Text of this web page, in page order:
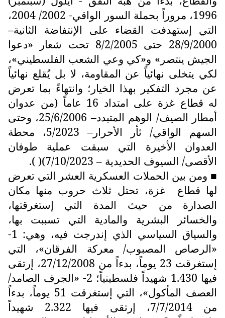
1996، مروراً بحملة السور الواقي- 2002/ 2004،
التي إستهدفت القضاء على الإنتفاضة الثانية–
28/9/2000 حتى 8/2/2005 تحت شعار «دعوا
الجيش ينتصر» و«كي وعي الشعب الفلسطيني»،
لكي يتخلى نهائياً عن المقاومة، لا بل يُقلع نهائياً
عن مجرد التفكير بهذا الخيار؛ وانتهاءً بما تعرض
له قطاع غزة على امتداد 16 عاماً (من عدوان
أمطار الصيف/ الوهم المتبدد– 25/6/2006، وحتى
السهم الواقي/ ثأر الأحرار– 5/2023، محطة
العدوان الأخيرة التي سبقت عملية طوفان
الأقصى/ السيوف الحديدية – 7/10/2023)( ).
■ ومن بين الحملات العسكرية العشر التي تعرض
لها قطاع
غزة، تحتل ثلاث حروب منها مكان
الصدارة من حيث المدة التي إستغرقتها،
والخسائر البشرية والمادية التي تسببت بها،
والسياق السياسي الذي إندرجت فيه، وهي: 1-
«الرصاص المصبوب/ معركة الفرقان»، التي
إستغرقت 23 يوماً، بدءاً من 27/12/2008، إرتقى
فيها 1.430 شهيداً فلسطينياً؛ 2- «الجرف الصامد/
العصف المأكول»، التي إستغرقت 51 يوماً، بدءاً
من 7/7/2014، إرتقى فيها 2.322 شهيداً